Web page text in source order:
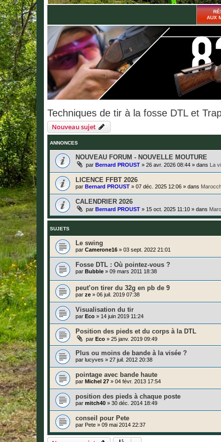
AUX
Techniques de tir à la fosse DTL et
Nouveau sujet
ANNONCES
NOUVEAU FORUM - NOUVELLE MOUTURE
par Bernard PROUST » 26 avr. 2026 08:44 » dans La
LICENCE FFBT 2026
par Bernard PROUST » 07 déc. 2025 12:06 » dans
CALENDRIER 2026
par Bernard PROUST » 15 oct. 2025 11:10 » dans
SUJETS
Le swing
par Camerone16 » 03 sept. 2022 21:01
Fosse DTL : Où pointez-vous ?
par Bubble » 09 mars 2011 18:38
peut’on tirer du 32g en pb de 9
par ze » 06 juil. 2019 07:38
Visualisation du tir
par Eco » 14 juin 2019 11:24
Position des pieds et du corps à la DTL
par Eco » 25 janv. 2019 09:49
Plus ou moins de bande à la visée ?
par lucyves » 27 juil. 2012 20:38
pointage avec bande haute
par Michel 27 » 04 févr. 2013 17:54
position des pieds à chaque poste
par mitch40 » 30 déc. 2014 18:49
conseil pour Pete
par Pete » 09 mai 2014 22:37